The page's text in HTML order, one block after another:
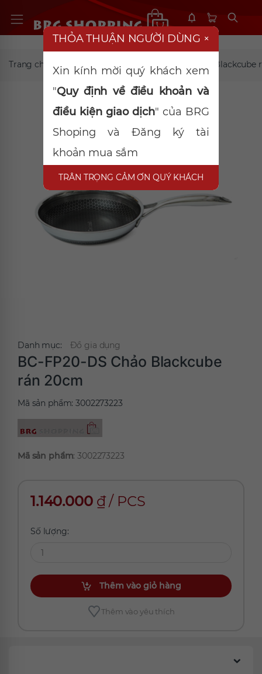
Trang chủ Đồ gia dụng BC-FP20-DS Chảo Blackcube
Danh mục: Đồ gia dụng
BC-FP20-DS Chảo Blackcube
rán 20cm
Mã sản phẩm:3002273223
Mã sản phẩm: 3002273223
1.140.000₫ / PCS
Số lượng:
Thêm vào giỏ hàng
Thêm vào yêu thích
THỎA THUẬN NGƯỜI DÙNG ×
Xin kính mời quý khách xem
"Quy định về điều khoản và
điều kiện giao dịch" của BRG
Shoping và Đăng ký tài
khoản mua sắm
TRÂN TRỌNG CẢM ƠN QUÝ KHÁCH